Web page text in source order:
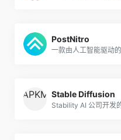
PostNitro
Stable Diffusion
Stability AI 公司开发